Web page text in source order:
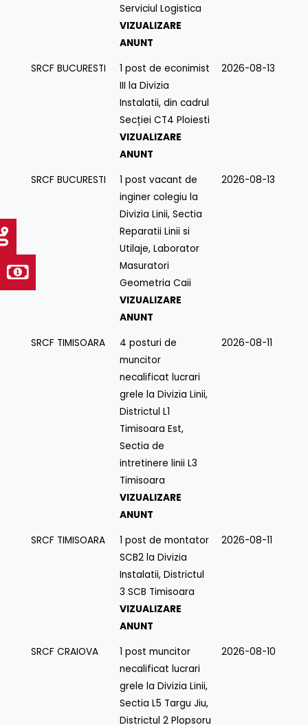
Serviciul Logistica
VIZUALIZARE
ANUNT
SRCF BUCURESTI
1 post de econimist
III la Divizia
Instalatii, din cadrul
Secției CT4 Ploiesti
VIZUALIZARE
ANUNT
2026-08-13
SRCF BUCURESTI
1 post vacant de
inginer colegiu la
Divizia Linii, Sectia
Reparatii Linii si
Utilaje, Laborator
Masuratori
Geometria Caii
VIZUALIZARE
ANUNT
2026-08-13
SRCF TIMISOARA
4 posturi de
muncitor
necalificat lucrari
grele la Divizia Linii,
Districtul L1
Timisoara Est,
Sectia de
intretinere linii L3
Timisoara
VIZUALIZARE
ANUNT
2026-08-11
SRCF TIMISOARA
1 post de montator
SCB2 la Divizia
Instalatii, Districtul
3 SCB Timisoara
VIZUALIZARE
ANUNT
2026-08-11
SRCF CRAIOVA
1 post muncitor
necalificat lucrari
grele la Divizia Linii,
Sectia L5 Targu Jiu,
Districtul 2 Plopsoru
2026-08-10